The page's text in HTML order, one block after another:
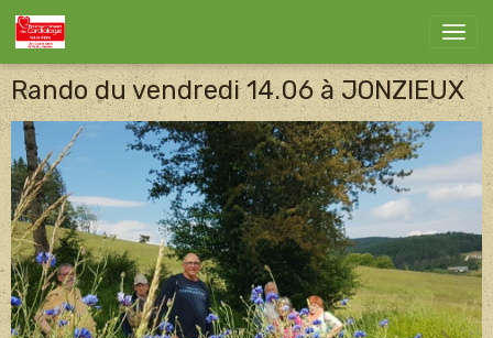
Rando du vendredi 14.06 à JONZIEUX